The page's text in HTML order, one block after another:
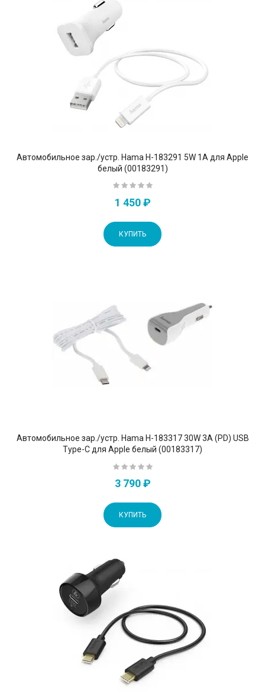
Автомобильное зар./устр. Hama H-183291 5W 1A для Apple
белый (00183291)
1 450 ₽
КУПИТЬ
Автомобильное зар./устр. Hama H-183317 30W 3A (PD) USB
Type-C для Apple белый (00183317)
3 790 ₽
КУПИТЬ